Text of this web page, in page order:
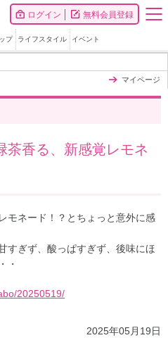
ログイン 無料会員登録
プ ライフスタイル イベント
マイページ
香る、新感覚レモネ
モネード！？とちょっと意外に感
すぎず、酸っぱすぎず、後味にほ
・
20250519/
2025年05月19日